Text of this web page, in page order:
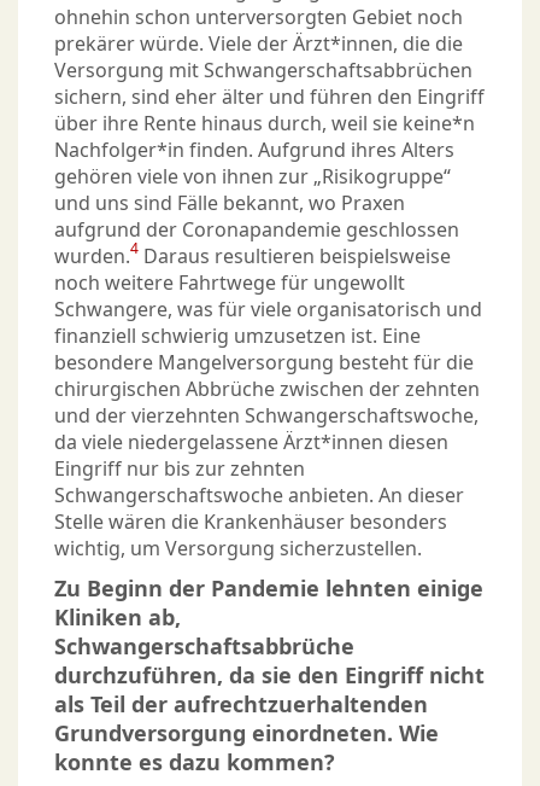
ohnehin schon unterversorgten Gebiet noch
prekärer würde. Viele der Ärzt*innen, die die
Versorgung mit Schwangerschaftsabbrüchen
sichern, sind eher älter und führen den Eingriff
über ihre Rente hinaus durch, weil sie keine*n
Nachfolger*in finden. Aufgrund ihres Alters
gehören viele von ihnen zur „Risikogruppe“
und uns sind Fälle bekannt, wo Praxen
aufgrund der Coronapandemie geschlossen
wurden.4 Daraus resultieren beispielsweise
noch weitere Fahrtwege für ungewollt
Schwangere, was für viele organisatorisch und
finanziell schwierig umzusetzen ist. Eine
besondere Mangelversorgung besteht für die
chirurgischen Abbrüche zwischen der zehnten
und der vierzehnten Schwangerschaftswoche,
da viele niedergelassene Ärzt*innen diesen
Eingriff nur bis zur zehnten
Schwangerschaftswoche anbieten. An dieser
Stelle wären die Krankenhäuser besonders
wichtig, um Versorgung sicherzustellen.
Zu Beginn der Pandemie lehnten einige
Kliniken ab,
Schwangerschaftsabbrüche
durchzuführen, da sie den Eingriff nicht
als Teil der aufrechtzuerhaltenden
Grundversorgung einordneten. Wie
konnte es dazu kommen?